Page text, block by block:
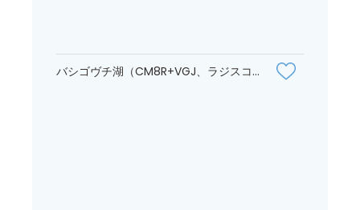
バシゴヴチ湖（CM8R+VGJ、ラジスコ...